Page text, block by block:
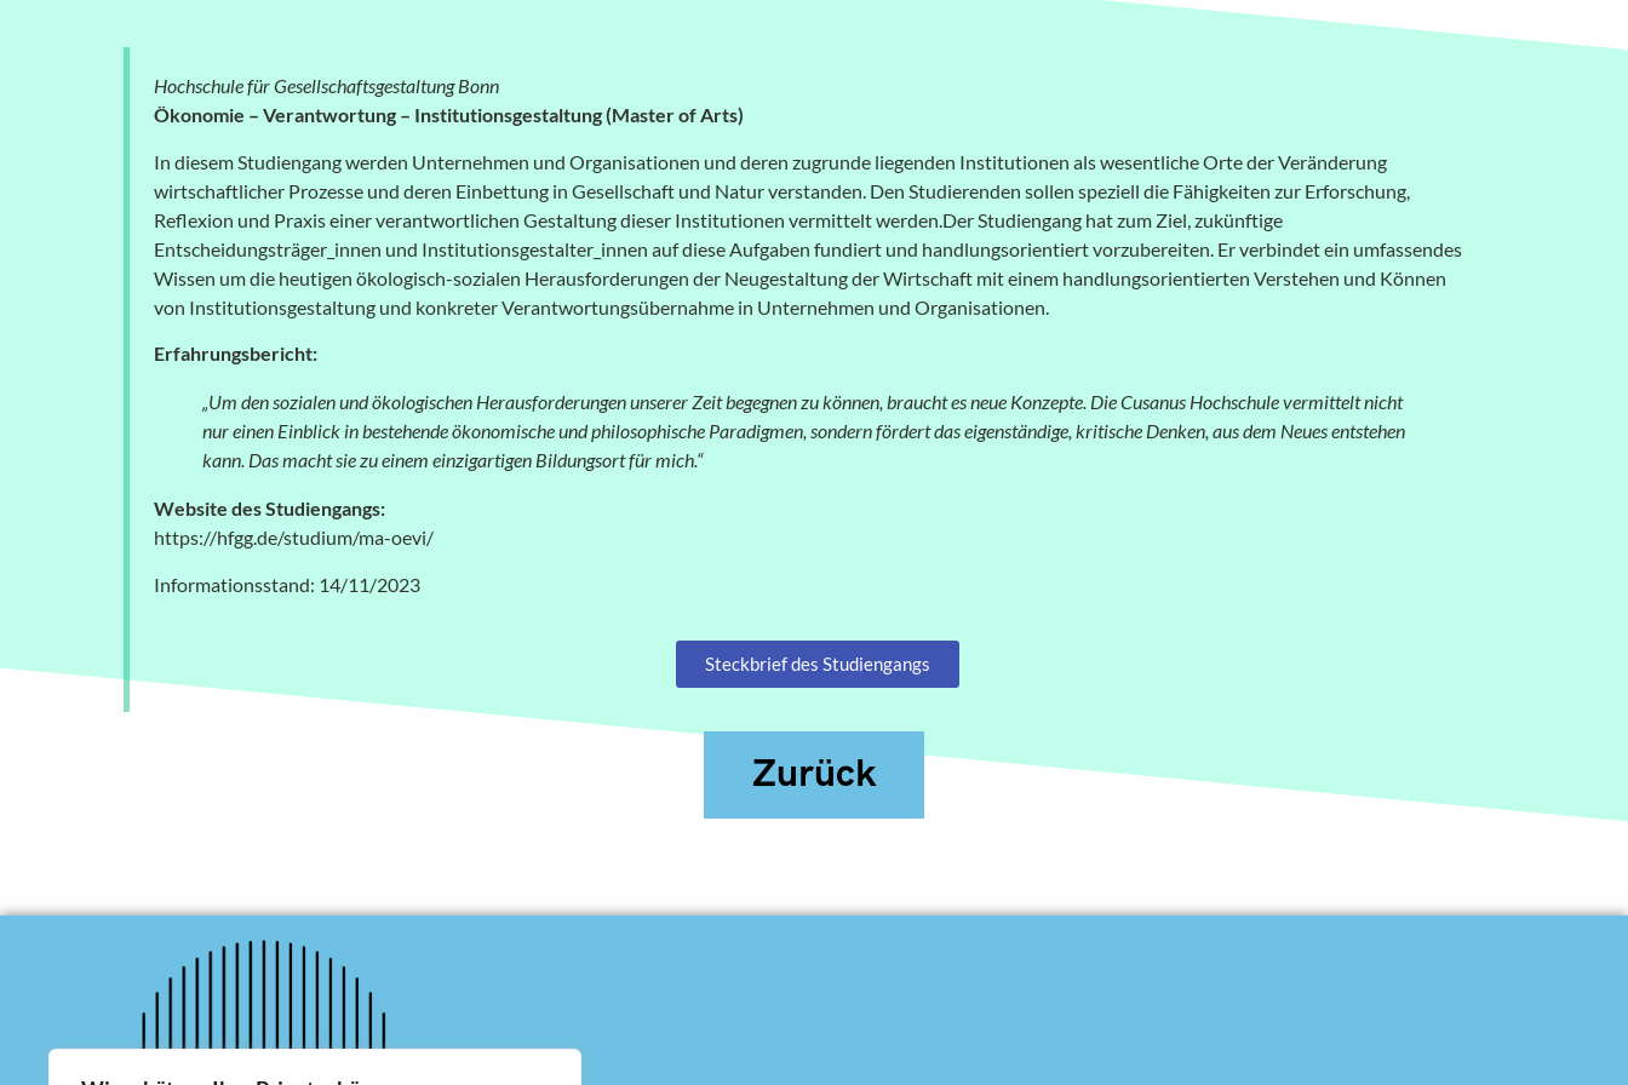
Hochschule für Gesellschaftsgestaltung Bonn
Ökonomie – Verantwortung – Institutionsgestaltung (Master of Arts)
In diesem Studiengang werden Unternehmen und Organisationen und deren zugrunde liegenden Institutionen als wesentliche Orte der Veränderung
wirtschaftlicher Prozesse und deren Einbettung in Gesellschaft und Natur verstanden. Den Studierenden sollen speziell die Fähigkeiten zur Erforschung,
Reflexion und Praxis einer verantwortlichen Gestaltung dieser Institutionen vermittelt werden.Der Studiengang hat zum Ziel, zukünftige
Entscheidungsträger_innen und Institutionsgestalter_innen auf diese Aufgaben fundiert und handlungsorientiert vorzubereiten. Er verbindet ein umfassendes
Wissen um die heutigen ökologisch-sozialen Herausforderungen der Neugestaltung der Wirtschaft mit einem handlungsorientierten Verstehen und Können
von Institutionsgestaltung und konkreter Verantwortungsübernahme in Unternehmen und Organisationen.
Erfahrungsbericht:
„Um den sozialen und ökologischen Herausforderungen unserer Zeit begegnen zu können, braucht es neue Konzepte. Die Cusanus Hochschule vermittelt nicht
nur einen Einblick in bestehende ökonomische und philosophische Paradigmen, sondern fördert das eigenständige, kritische Denken, aus dem Neues entstehen
kann. Das macht sie zu einem einzigartigen Bildungsort für mich.“
Website des Studiengangs:
https://hfgg.de/studium/ma-oevi/
Informationsstand: 14/11/2023
Steckbrief des Studiengangs
Zurück